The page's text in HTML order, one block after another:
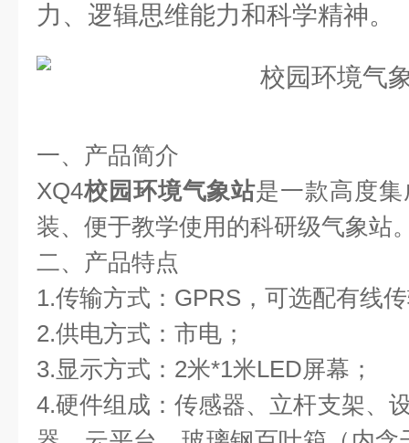
力、逻辑思维能力和科学精神。
一、产品简介
XQ4校园环境气象站是一款高度
装、便于教学使用的科研级气象
二、产品特点
1.传输方式：GPRS，可选配有线
2.供电方式：市电；
3.显示方式：2米*1米LED屏幕；
4.硬件组成：传感器、立杆支架、